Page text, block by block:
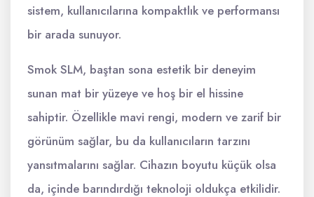
sistem, kullanıcılarına kompaktlık ve performansı
bir arada sunuyor.
Smok SLM, baştan sona estetik bir deneyim
sunan mat bir yüzeye ve hoş bir el hissine
sahiptir. Özellikle mavi rengi, modern ve zarif bir
görünüm sağlar, bu da kullanıcıların tarzını
yansıtmalarını sağlar. Cihazın boyutu küçük olsa
da, içinde barındırdığı teknoloji oldukça etkilidir.